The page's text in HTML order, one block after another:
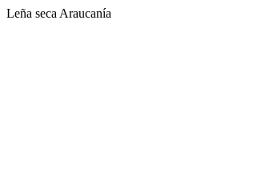
Leña seca Araucanía